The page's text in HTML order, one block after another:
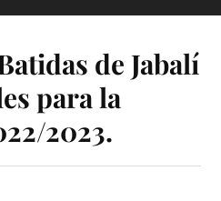
de Jabalí
para la
2023.